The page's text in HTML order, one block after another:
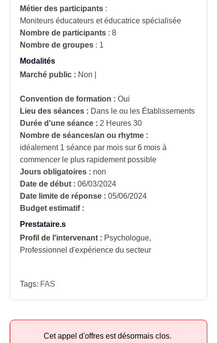
Métier des participants :
Moniteurs éducateurs et éducatrice spécialisée
Nombre de participants : 8
Nombre de groupes : 1
Modalités
Marché public : Non
Convention de formation : Oui
Lieu des séances : Dans le ou les Établissements
Durée d'une séance : 2 Heures 30
Nombre de séances/an ou rhytme :
idéalement 1 séance par mois sur 6 mois à
commencer le plus rapidement possible
Jours obligatoires : non
Date de début : 06/03/2024
Date limite de réponse : 05/06/2024
Budget estimatif :
Prestataire.s
Profil de l'intervenant : Psychologue,
Professionnel d'expérience du secteur
Tags: FAS
Cet appel d'offres est désormais clos.